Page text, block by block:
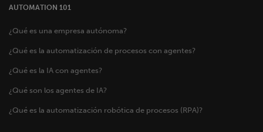
AUTOMATION 101
¿Qué es una empresa autónoma?
¿Qué es la automatización de procesos con agentes?
¿Qué es la IA con agentes?
¿Qué son los agentes de IA?
¿Qué es la automatización robótica de procesos (RPA)?